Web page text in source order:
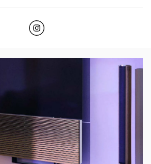
Click to open Instagram
Link Opens in New Tab